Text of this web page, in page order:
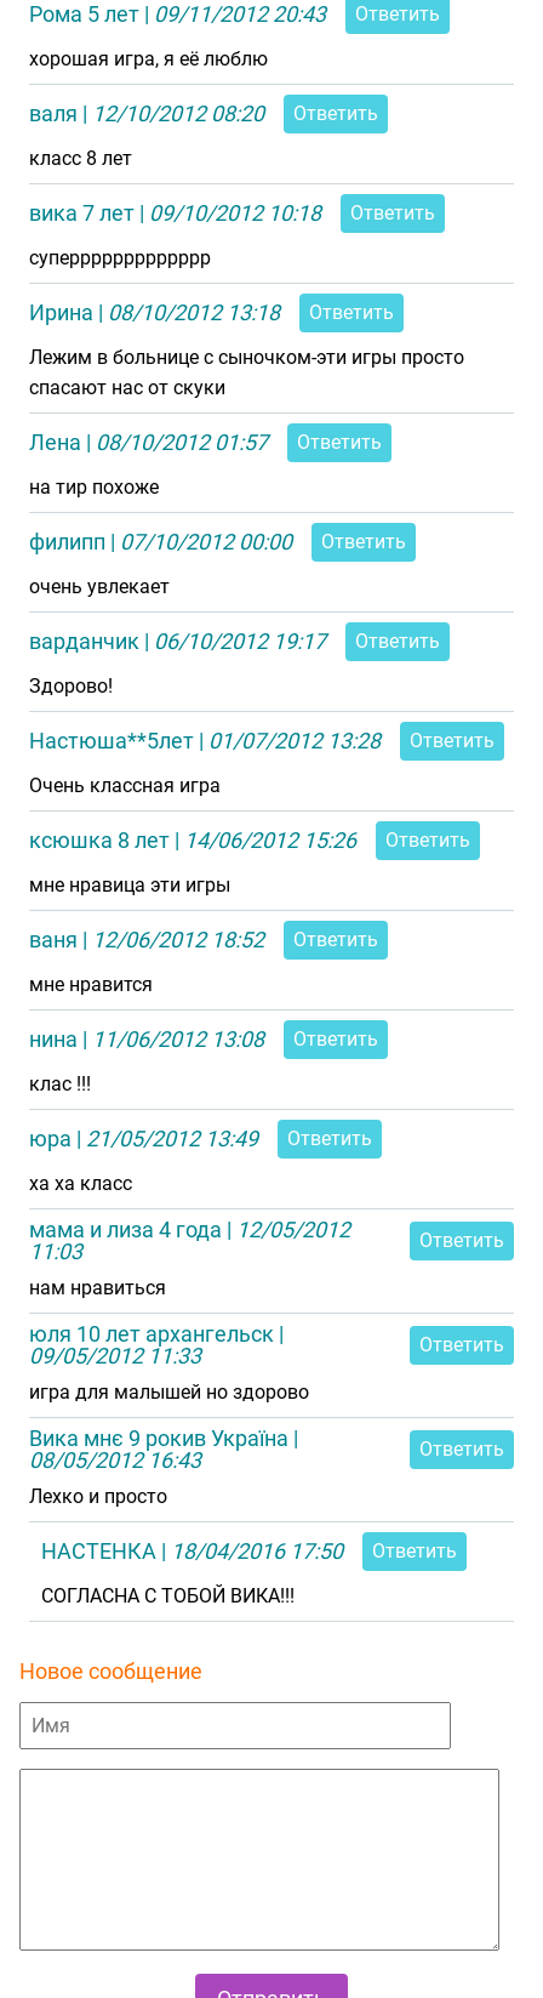
Рома 5 лет | 09/11/2012 20:43
Ответить
хорошая игра, я её люблю
валя | 12/10/2012 08:20
Ответить
класс 8 лет
вика 7 лет | 09/10/2012 10:18
Ответить
суперрррррррррррр
Ирина | 08/10/2012 13:18
Ответить
Лежим в больнице с сыночком-эти игры просто
спасают нас от скуки
Лена | 08/10/2012 01:57
Ответить
на тир похоже
филипп | 07/10/2012 00:00
Ответить
очень увлекает
варданчик | 06/10/2012 19:17
Ответить
Здорово!
Настюша**5лет | 01/07/2012 13:28
Ответить
Очень классная игра
ксюшка 8 лет | 14/06/2012 15:26
Ответить
мне нравица эти игры
ваня | 12/06/2012 18:52
Ответить
мне нравится
нина | 11/06/2012 13:08
Ответить
клас !!!
юра | 21/05/2012 13:49
Ответить
ха ха класс
мама и лиза 4 года | 12/05/2012
11:03
Ответить
нам нравиться
юля 10 лет архангельск |
09/05/2012 11:33
Ответить
игра для малышей но здорово
Вика мнє 9 рокив Україна |
08/05/2012 16:43
Ответить
Лехко и просто
НАСТЕНКА | 18/04/2016 17:50
Ответить
СОГЛАСНА С ТОБОЙ ВИКА!!!
Новое сообщение